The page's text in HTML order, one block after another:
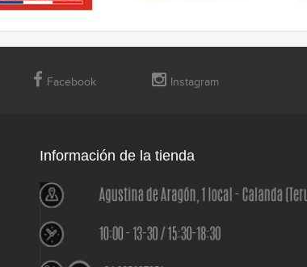
Facebook Instagram
Información de la tienda